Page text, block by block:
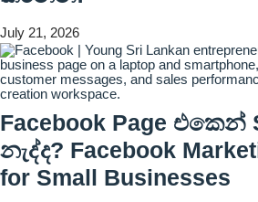
July 21, 2026
Facebook Page
නැද්ද? Facebook
for Small Businesses